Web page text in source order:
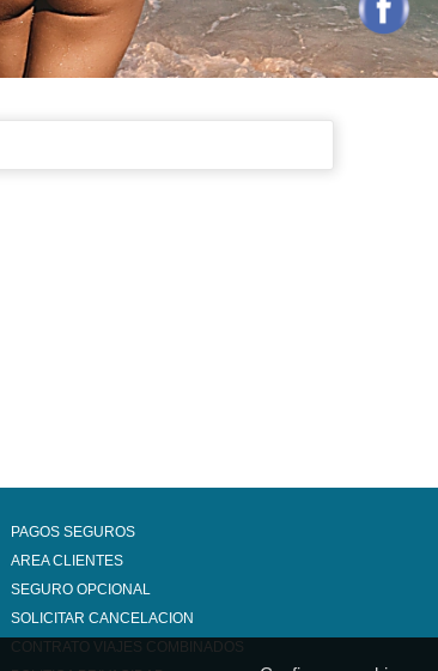
PAGOS SEGUROS
AREA CLIENTES
SEGURO OPCIONAL
SOLICITAR CANCELACION
CONTRATO VIAJES COMBINADOS